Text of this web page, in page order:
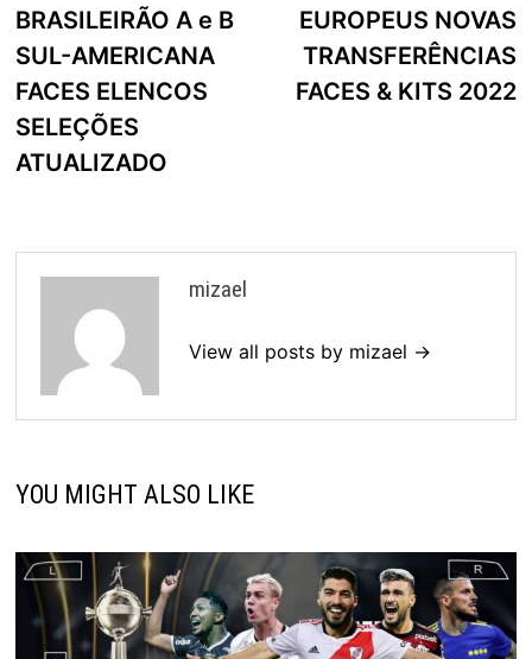
BRASILEIRÃO A e B
SUL-AMERICANA
FACES ELENCOS
SELEÇÕES
ATUALIZADO
EUROPEUS NOVAS
TRANSFERÊNCIAS
FACES & KITS 2022
mizael
View all posts by mizael →
YOU MIGHT ALSO LIKE